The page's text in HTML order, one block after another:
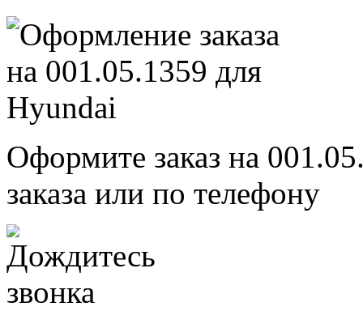
Оформите заказ на
заказа или по телефону